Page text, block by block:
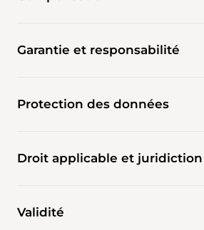
Garantie et responsabilité
Protection des données
Droit applicable et juridiction
Validité